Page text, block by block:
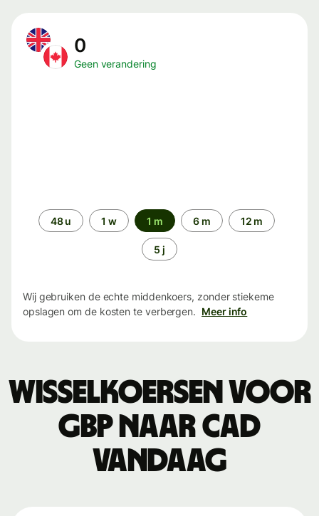
0
Geen verandering
Periode48 u 1 w 1 m 6 m 12 m
5 j
Wij gebruiken de echte middenkoers, zonder stiekeme
opslagen om de kosten te verbergen. Meer info
Wisselkoersen voor
GBP naar CAD
vandaag